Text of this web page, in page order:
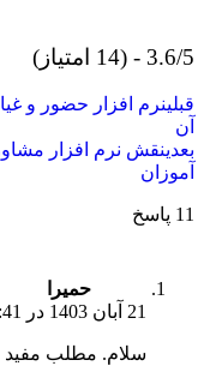
- (14 امتیاز)
نرم افزار حضور و
نقش نرم افزار
حمیرا
سلام. مطلب مفید و